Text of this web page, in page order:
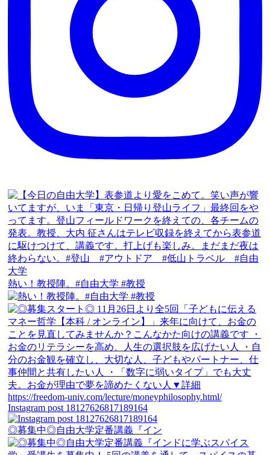
熱い！教授陣。#自由大学 #教授
Instagram post 18127626817189164
◎募集中◎自由大学定番講義『イン